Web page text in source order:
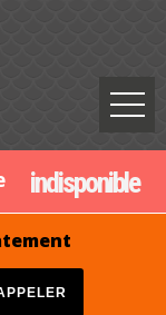
indisponible